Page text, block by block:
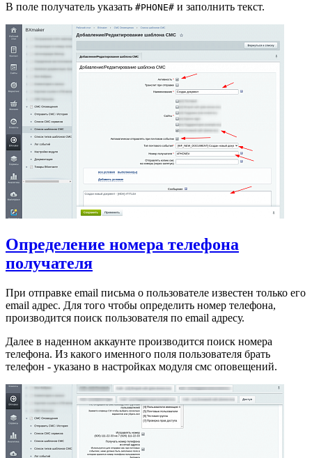
В поле получатель указать #PHONE# и заполнить текст.
Определение номера телефона
получателя
При отправке email письма о пользователе известен только его
email адрес. Для того чтобы определить номер телефона,
производится поиск пользователя по email адресу.
Далее в наденном аккаунте производится поиск номера
телефона. Из какого именного поля пользователя брать
телефон - указано в настройках модуля смс оповещений.